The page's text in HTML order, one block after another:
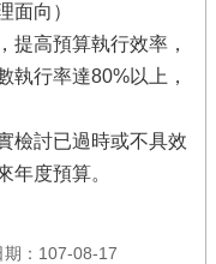
面向）
提高預算執行效率，
執行率達80%以上，
檢討已過時或不具效
年度預算。
期：107-08-17